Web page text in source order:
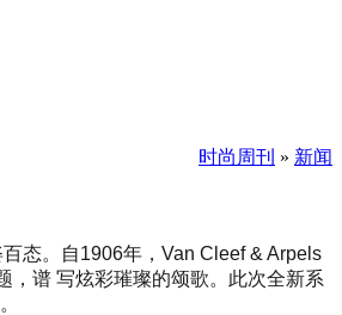
时尚周刊 » 新闻
态。自1906年，Van Cleef & Arpels
，谱 写炫彩璀璨的颂歌。此次全新系